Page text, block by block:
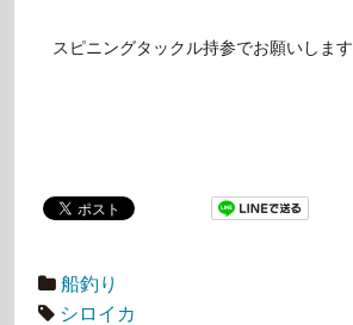
スピニングタックル持参でお願いします
船釣り
シロイカ